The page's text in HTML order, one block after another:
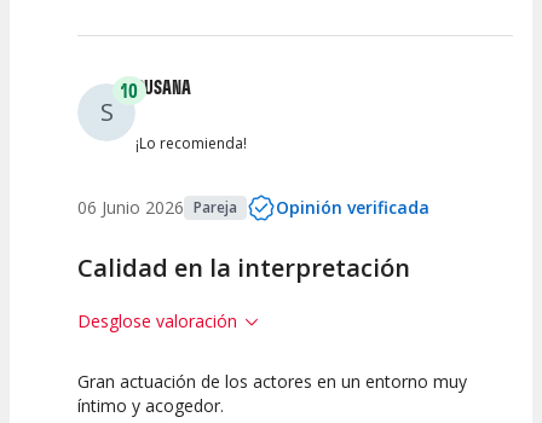
S
10SUSANA
¡Lo recomienda!
06 Junio 2026 Pareja Opinión verificada
Calidad en la interpretación
Desglose valoración
10 10 10
Gran actuación de los actores en un entorno muy
íntimo y acogedor.